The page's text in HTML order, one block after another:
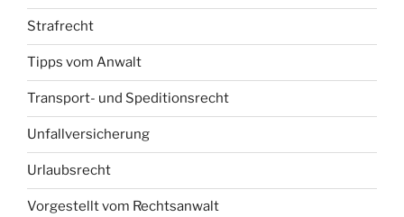
Strafrecht
Tipps vom Anwalt
Transport- und Speditionsrecht
Unfallversicherung
Urlaubsrecht
Vorgestellt vom Rechtsanwalt